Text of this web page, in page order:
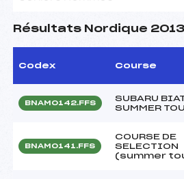
Résultats Nordique 2013
Codex Course
BNAM0142.FFS
SUBARU
SUMMER
BNAM0141.FFS
COURSE DE
SELECTION
(summer